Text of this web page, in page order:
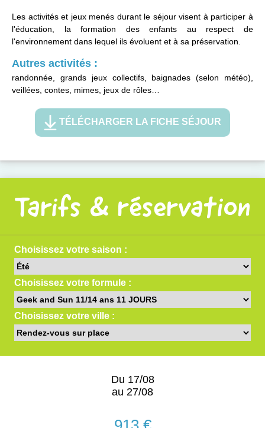
Les activités et jeux menés durant le séjour visent à participer à
l'éducation, la formation des enfants au respect de
l'environnement dans lequel ils évoluent et à sa préservation.
Autres activités :
randonnée, grands jeux collectifs, baignades (selon météo),
veillées, contes, mimes, jeux de rôles…
TÉLÉCHARGER LA FICHE SÉJOUR
Tarifs & réservation